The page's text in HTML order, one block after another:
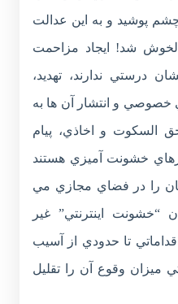
پوشيد و به اين عدالت
شد! ايجاد مزاحمت
درستي ندارند، تهديد،
و انتشار آن ها به
السکوت و اخاذي، پيام
خشونت آميزي هستند
را در فضاي مجازي مي
اينترنتي” غير
تا حدودي از آسيب
وقوع آن را تقليل